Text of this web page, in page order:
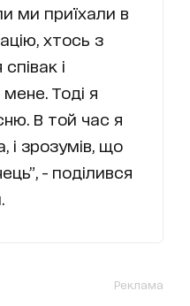
ми приїхали в
хтось з
і
Тоді я
В той час я
і зрозумів, що
- поділився
Реклама